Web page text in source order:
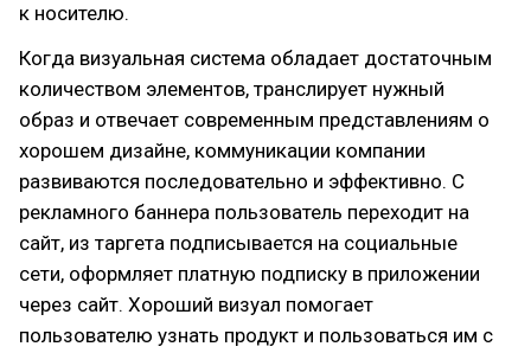
к носителю.
Когда визуальная система обладает достаточным
количеством элементов, транслирует нужный
образ и отвечает современным представлениям о
хорошем дизайне, коммуникации компании
развиваются последовательно и эффективно. С
рекламного баннера пользователь переходит на
сайт, из таргета подписывается на социальные
сети, оформляет платную подписку в приложении
через сайт. Хороший визуал помогает
пользователю узнать продукт и пользоваться им с